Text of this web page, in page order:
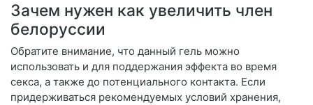
Зачем нужен как увеличить член
белоруссии
Обратите внимание, что данный гель можно
использовать и для поддержания эффекта во время
секса, а также до потенциального контакта. Если
придерживаться рекомендуемых условий хранения,